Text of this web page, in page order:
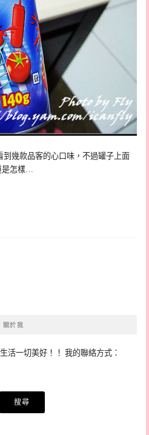
幾款品客的心口味，不過罐子上面
是怎樣…
關於我
活一切美好！！ 我的聯絡方式：